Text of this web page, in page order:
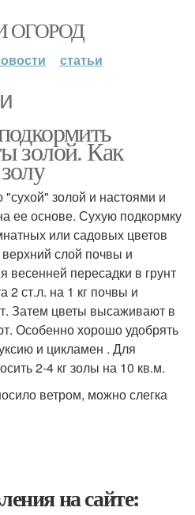
ОГОРОД
статьи
золой. Как
золой и настоями и
ее основе. Сухую подкормку
или садовых цветов
слой почвы и
пересадки в грунт
2 ст.л. на 1 кг почвы и
Затем цветы высаживают в
Особенно хорошо удобрять
и цикламен . Для
2-4 кг золы на 10 кв.м.
ветром, можно слегка
на сайте: